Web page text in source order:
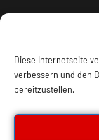
Diese Internetseite
verbessern und den
bereitzustellen.